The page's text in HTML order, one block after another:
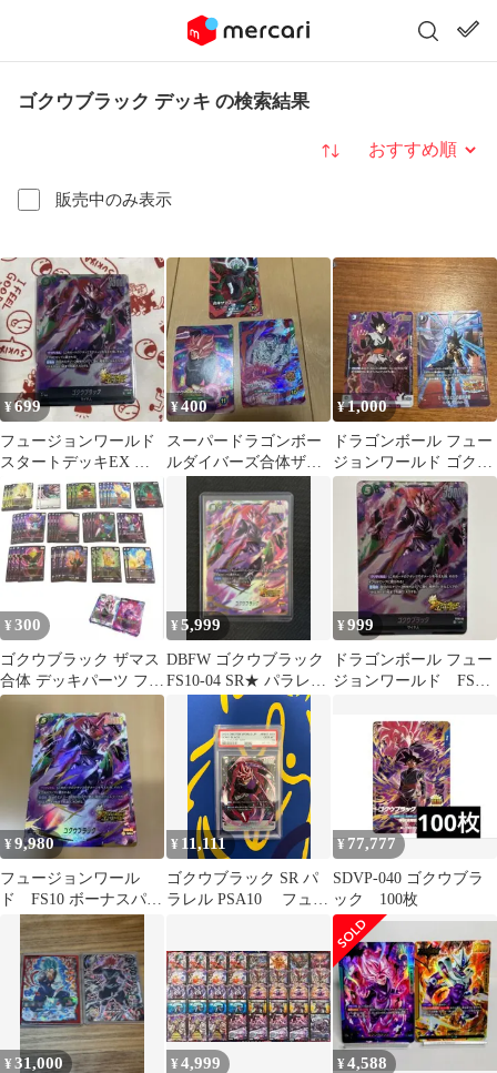
ゴクウブラック デッキ の検索結果
販売中のみ表示
並び替え
¥699
フュージョンワールド
スタートデッキEX ジ
ブレット SR ゴクウブ
ラック
¥400
スーパードラゴンボー
ルダイバーズ合体ザマ
ーザ 3枚セット
¥1,000
ドラゴンボール フュー
ジョンワールド ゴクウ
ブラック たったひとり
の最終決戦
¥ 300
ゴクウブラック ザマス
合体 デッキパーツ フュ
ージョンワールド
¥5,999
DBFW ゴクウブラック
FS10-04 SR★ パラレル
レジェンズコラボ
¥999
ドラゴンボール フュー
ジョンワールド FS10-
¥9,980
フュージョンワール
ド FS10 ボーナスパッ
ク ゴクウブラック パ
ラレル
¥ 11,111
ゴクウブラック SR パ
ラレル PSA10 フュー
¥ 77,777
SDVP-040 ゴクウブラ
ック 100枚
¥31,000 ¥4,999 ¥4,588